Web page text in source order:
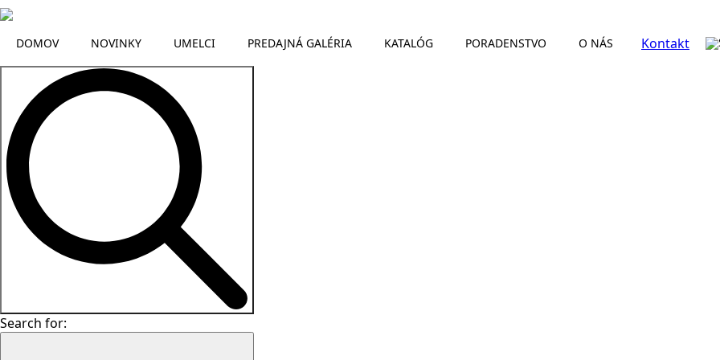
DOMOV NOVINKY UMELCI PREDAJNÁ GALÉRIA KATALÓG PORADENSTVO O NÁS Kontakt
Search for: